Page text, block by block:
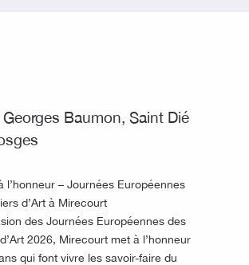
Georges Baumon, Saint Dié
l’honneur – Journées Européennes
d’Art à Mirecourt
des Journées Européennes des
2026, Mirecourt met à l’honneur
qui font vivre les savoir-faire du